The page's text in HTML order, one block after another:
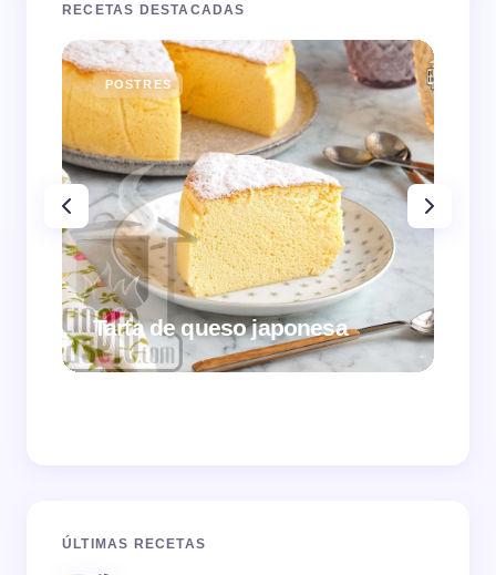
RECETAS DESTACADAS
POSTRES
Tarta de queso japonesa
ÚLTIMAS RECETAS